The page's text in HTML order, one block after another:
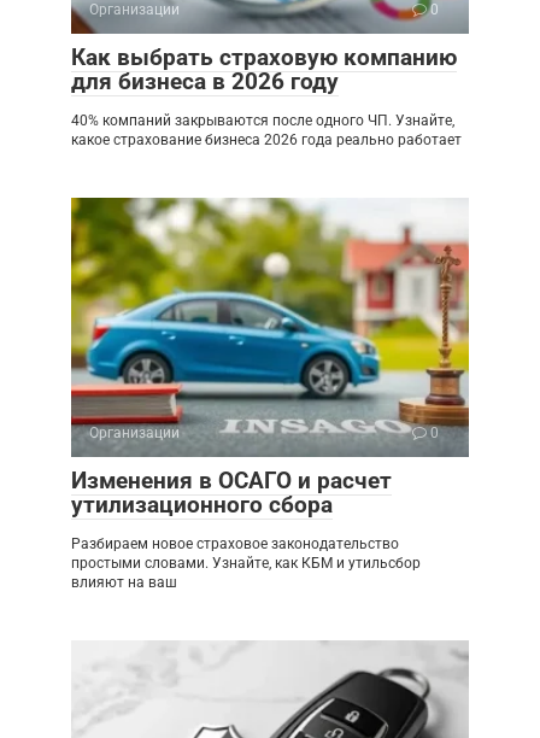
Организации 0
Как выбрать страховую компанию
для бизнеса в 2026 году
40% компаний закрываются после одного ЧП. Узнайте,
какое страхование бизнеса 2026 года реально работает
Организации 0
Изменения в ОСАГО и расчет
утилизационного сбора
Разбираем новое страховое законодательство
простыми словами. Узнайте, как КБМ и утильсбор
влияют на ваш